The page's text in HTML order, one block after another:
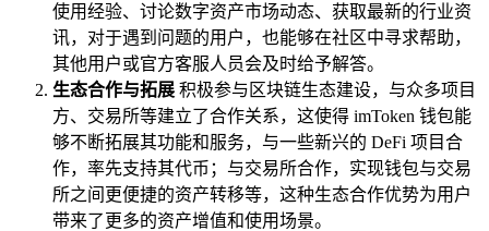
使用经验、讨论数字资产市场动态、获取最新的行业资
讯，对于遇到问题的用户，也能够在社区中寻求帮助，
其他用户或官方客服人员会及时给予解答。
生态合作与拓展 积极参与区块链生态建设，与众多项目
方、交易所等建立了合作关系，这使得 imToken 钱包能
够不断拓展其功能和服务，与一些新兴的 DeFi 项目合
作，率先支持其代币；与交易所合作，实现钱包与交易
所之间更便捷的资产转移等，这种生态合作优势为用户
带来了更多的资产增值和使用场景。